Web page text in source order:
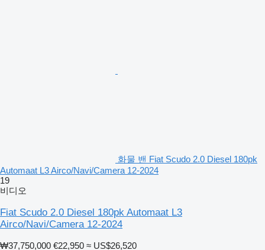
화물 밴 Fiat Scudo 2.0 Diesel 180pk
Automaat L3 Airco/Navi/Camera 12-2024
19
비디오
Fiat Scudo 2.0 Diesel 180pk Automaat L3
Airco/Navi/Camera 12-2024
₩37,750,000 €22,950 ≈ US$26,520